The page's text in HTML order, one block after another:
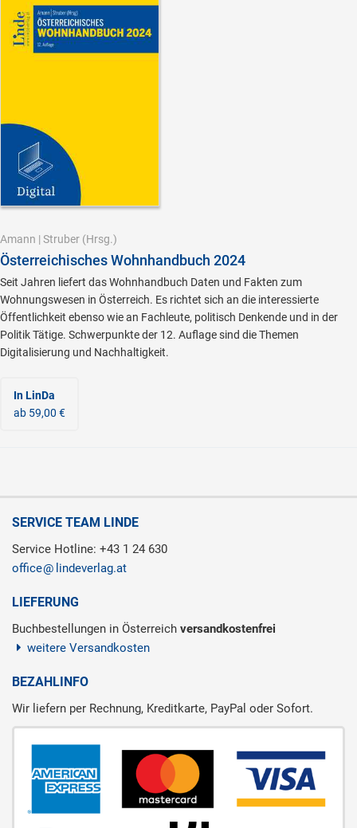
Amann | Struber (Hrsg.)
Österreichisches Wohnhandbuch 2024
Seit Jahren liefert das Wohnhandbuch Daten und Fakten zum
Wohnungswesen in Österreich. Es richtet sich an die interessierte
Öffentlichkeit ebenso wie an Fachleute, politisch Denkende und in der
Politik Tätige. Schwerpunkte der 12. Auflage sind die Themen
Digitalisierung und Nachhaltigkeit.
In LinDa
ab 59,00 €
SERVICE TEAM LINDE
Service Hotline: +43 1 24 630
office
lindeverlag.at
LIEFERUNG
Buchbestellungen in Österreich versandkostenfrei
weitere Versandkosten
BEZAHLINFO
Wir liefern per Rechnung, Kreditkarte, PayPal oder Sofort.